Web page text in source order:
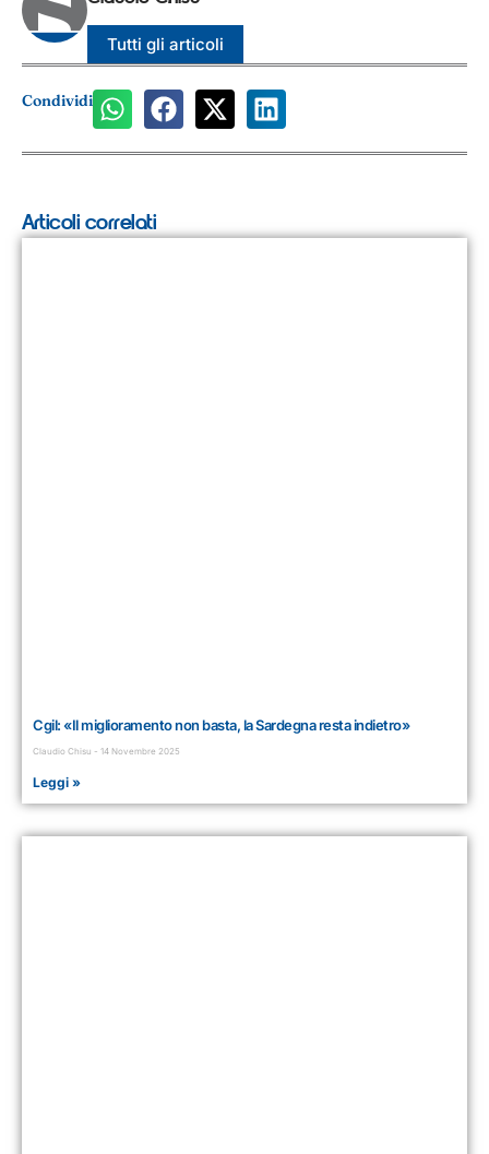
Tutti gli articoli
Condividi
Articoli correlati
Cgil: «Il miglioramento non basta, la Sardegna resta indietro»
Claudio Chisu 14 Novembre 2025
Leggi »